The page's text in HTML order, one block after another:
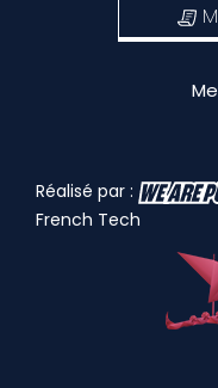
Réalisé par :
French Tech